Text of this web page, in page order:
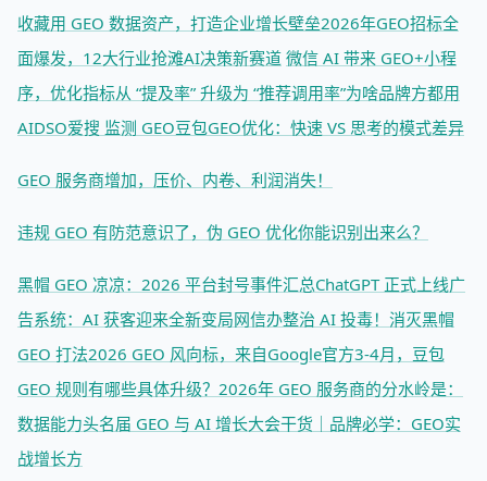
收藏用 GEO 数据资产，打造企业增长壁垒2026年GEO招标全
面爆发，12大行业抢滩AI决策新赛道 微信 AI 带来 GEO+小程
序，优化指标从 “提及率” 升级为 “推荐调用率”为啥品牌方都用
AIDSO爱搜 监测 GEO豆包GEO优化：快速 VS 思考的模式差异
GEO 服务商增加，压价、内卷、利润消失！
违规 GEO 有防范意识了，伪 GEO 优化你能识别出来么？
黑帽 GEO 凉凉：2026 平台封号事件汇总ChatGPT 正式上线广
告系统：AI 获客迎来全新变局网信办整治 AI 投毒！消灭黑帽
GEO 打法2026 GEO 风向标，来自Google官方3-4月，豆包
GEO 规则有哪些具体升级？ 2026年 GEO 服务商的分水岭是：
数据能力头名届 GEO 与 AI 增长大会干货｜品牌必学：GEO实
战增长方